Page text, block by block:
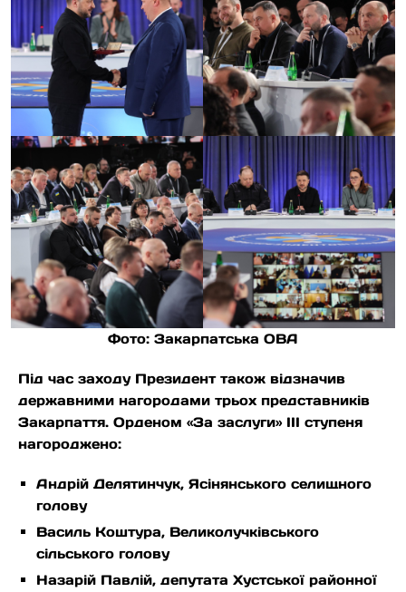
Фото: Закарпатська ОВА
Під час заходу Президент також відзначив
державними нагородами трьох представників
Закарпаття. Орденом «За заслуги» ІІІ ступеня
нагороджено:
Андрій Делятинчук, Ясінянського селищного
голову
Василь Коштура, Великолучківського
сільського голову
Назарій Павлій, депутата Хустської районної